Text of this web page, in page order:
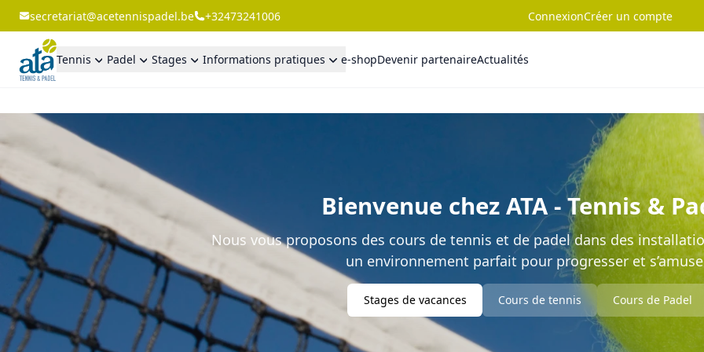
secretariat@acetennispadel.be +32473241006 ConnexionCréer un compte
Tennis Padel Stages Informations pratiques e-shopDevenir partenaireActualités
Bienvenue chez ATA - Tennis &
Nous vous proposons des cours de tennis et de padel dans des
un environnement parfait pour progresser et
Stages de vacances Cours de tennis Cours de Padel